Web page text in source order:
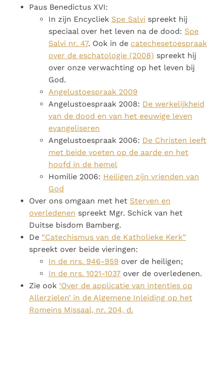
Paus Benedictus XVI:
In zijn Encycliek Spe Salvi spreekt hij
speciaal over het leven na de dood: Spe
Salvi nr. 47. Ook in de catechesetoespraak
over de eschatologie (2008) spreekt hij
over onze verwachting op het leven bij
God.
Angelustoespraak 2009
Angelustoespraak 2008: De werkelijkheid
van de dood en van het eeuwige leven
evangeliseren
Angelustoespraak 2006: De Christen leeft
met beide voeten op de aarde en het
hoofd in de hemel
Homilie 2006: Heiligen zijn vrienden van
God
Over ons omgaan met het Sterven en
overledenen spreekt Mgr. Schick van het
Duitse bisdom Bamberg.
De “Catechismus van de Katholieke Kerk”
spreekt over beide vieringen:
In de nrs. 946-959 over de heiligen;
In de nrs. 1021-1037 over de overledenen.
Zie ook ‘Over de applicatie van intenties op
Allerzielen’ in de Algemene Inleiding op het
Romeins Missaal, nr. 204, d.